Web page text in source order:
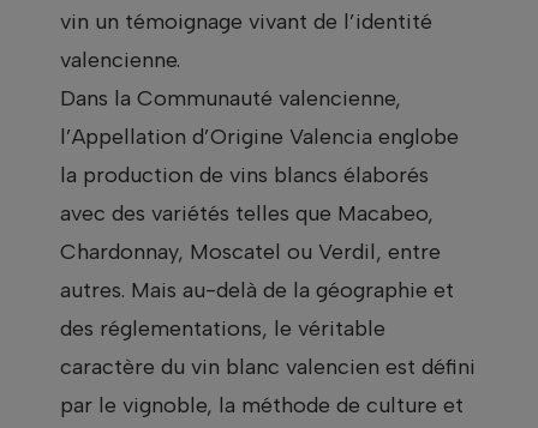
vin un témoignage vivant de l’identité
valencienne.
Dans la Communauté valencienne,
l’Appellation d’Origine Valencia englobe
la production de vins blancs élaborés
avec des variétés telles que Macabeo,
Chardonnay, Moscatel ou Verdil, entre
autres. Mais au-delà de la géographie et
des réglementations, le véritable
caractère du vin blanc valencien est défini
par le vignoble, la méthode de culture et